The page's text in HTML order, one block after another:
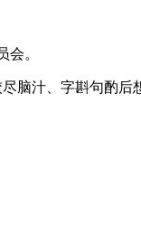
。
脑汁、字斟句酌